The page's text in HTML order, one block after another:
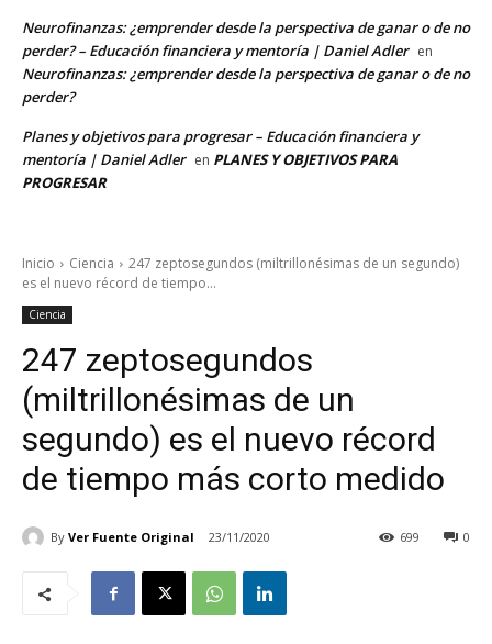
Neurofinanzas: ¿emprender desde la perspectiva de ganar o de no
perder? – Educación financiera y mentoría | Daniel Adler en
Neurofinanzas: ¿emprender desde la perspectiva de ganar o de no
perder?
Planes y objetivos para progresar – Educación financiera y
mentoría | Daniel Adler en PLANES Y OBJETIVOS PARA
PROGRESAR